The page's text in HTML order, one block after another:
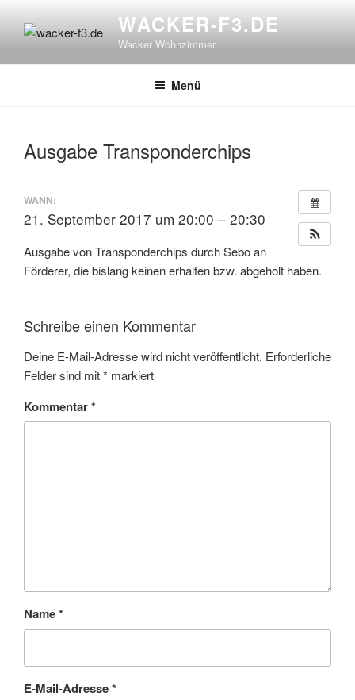
Inhalt
WACKER-F3.DE
Wacker Wohnzimmer
Menü
Ausgabe Transponderchips
WANN:
21. September 2017 um 20:00 – 20:30
Ausgabe von Transponderchips durch Sebo an
Förderer, die bislang keinen erhalten bzw. abgeholt haben.
Schreibe einen Kommentar
Deine E-Mail-Adresse wird nicht veröffentlicht. Erforderliche
Felder sind mit* markiert
Kommentar*
Name*
E-Mail-Adresse*